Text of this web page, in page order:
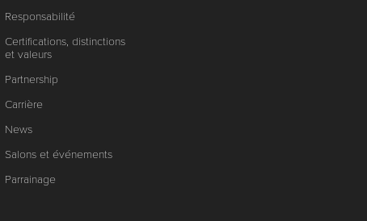
Responsabilité
Certifications, distinctions
et valeurs
Partnership
Carrière
News
Salons et événements
Parrainage